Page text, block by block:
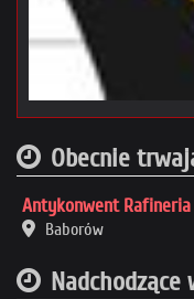
Obecnie
Antykonwent Rafineria
Baborów